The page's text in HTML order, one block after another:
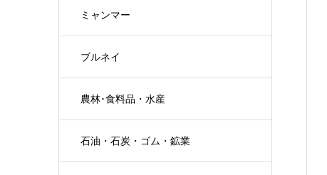
ミャンマー
ブルネイ
農林･食料品・水産
石油・石炭・ゴム・鉱業